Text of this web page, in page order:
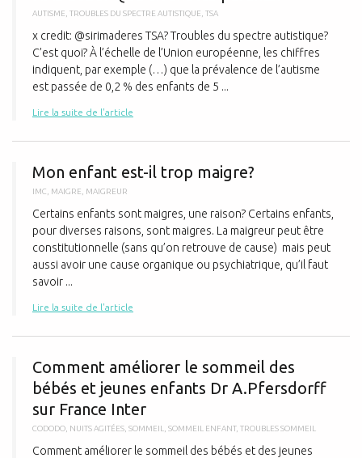
AUTISME TROUBLES DU SPECTRE AUTISTIQUE TSA
x credit: @sirimaderes TSA? Troubles du spectre autistique?
C’est quoi? À l’échelle de l’Union européenne, les chiffres
indiquent, par exemple (…) que la prévalence de l’autisme
est passée de 0,2 % des enfants de 5 ...
Lire la suite de l'article
Mon enfant est-il trop maigre?
IMC MAIGRE MAIGREUR
Certains enfants sont maigres, une raison? Certains enfants,
pour diverses raisons, sont maigres. La maigreur peut être
constitutionnelle (sans qu’on retrouve de cause) mais peut
aussi avoir une cause organique ou psychiatrique, qu’il faut
savoir ...
Lire la suite de l'article
Comment améliorer le sommeil des
bébés et jeunes enfants Dr A.Pfersdorff
sur France Inter
CODODO NUITS AGITÉES SOMMEIL SOMMEIL ENFANT, TROUBLES SOMMEIL
Comment améliorer le sommeil des bébés et des jeunes